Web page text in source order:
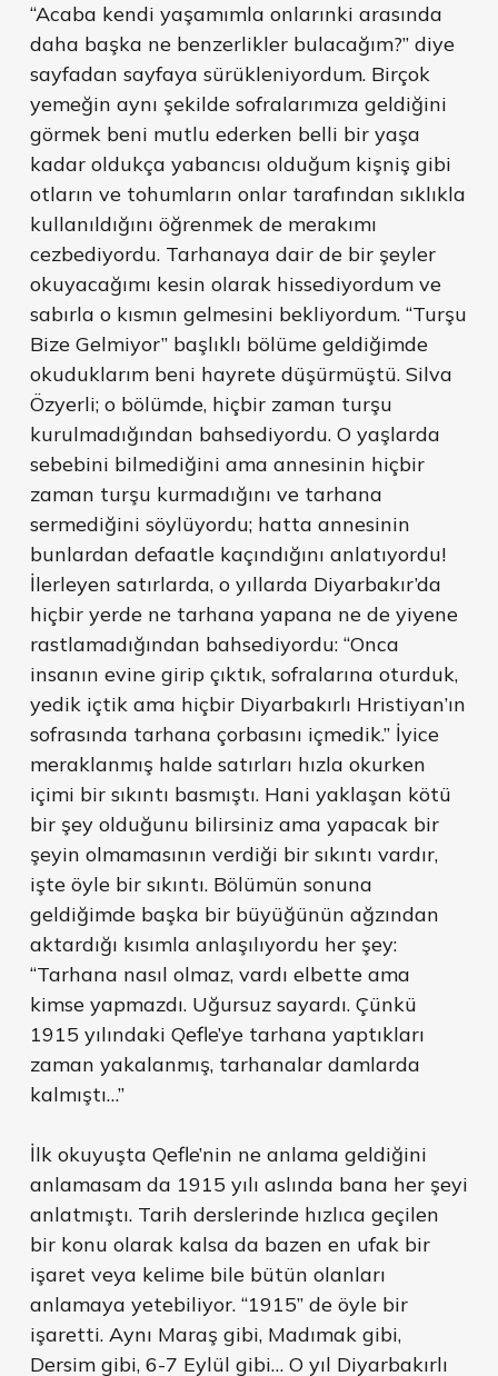
“Acaba kendi yaşamımla onlarınki arasında
daha başka ne benzerlikler bulacağım?” diye
sayfadan sayfaya sürükleniyordum. Birçok
yemeğin aynı şekilde sofralarımıza geldiğini
görmek beni mutlu ederken belli bir yaşa
kadar oldukça yabancısı olduğum kişniş gibi
otların ve tohumların onlar tarafından sıklıkla
kullanıldığını öğrenmek de merakımı
cezbediyordu. Tarhanaya dair de bir şeyler
okuyacağımı kesin olarak hissediyordum ve
sabırla o kısmın gelmesini bekliyordum. “Turşu
Bize Gelmiyor” başlıklı bölüme geldiğimde
okuduklarım beni hayrete düşürmüştü. Silva
Özyerli; o bölümde, hiçbir zaman turşu
kurulmadığından bahsediyordu. O yaşlarda
sebebini bilmediğini ama annesinin hiçbir
zaman turşu kurmadığını ve tarhana
sermediğini söylüyordu; hatta annesinin
bunlardan defaatle kaçındığını anlatıyordu!
İlerleyen satırlarda, o yıllarda Diyarbakır’da
hiçbir yerde ne tarhana yapana ne de yiyene
rastlamadığından bahsediyordu: “Onca
insanın evine girip çıktık, sofralarına oturduk,
yedik içtik ama hiçbir Diyarbakırlı Hristiyan’ın
sofrasında tarhana çorbasını içmedik.” İyice
meraklanmış halde satırları hızla okurken
içimi bir sıkıntı basmıştı. Hani yaklaşan kötü
bir şey olduğunu bilirsiniz ama yapacak bir
şeyin olmamasının verdiği bir sıkıntı vardır,
işte öyle bir sıkıntı. Bölümün sonuna
geldiğimde başka bir büyüğünün ağzından
aktardığı kısımla anlaşılıyordu her şey:
“Tarhana nasıl olmaz, vardı elbette ama
kimse yapmazdı. Uğursuz sayardı. Çünkü
1915 yılındaki Qefle’ye tarhana yaptıkları
zaman yakalanmış, tarhanalar damlarda
kalmıştı…”
İlk okuyuşta Qefle’nin ne anlama geldiğini
anlamasam da 1915 yılı aslında bana her şeyi
anlatmıştı. Tarih derslerinde hızlıca geçilen
bir konu olarak kalsa da bazen en ufak bir
işaret veya kelime bile bütün olanları
anlamaya yetebiliyor. “1915” de öyle bir
işaretti. Aynı Maraş gibi, Madımak gibi,
Dersim gibi, 6-7 Eylül gibi… O yıl Diyarbakırlı